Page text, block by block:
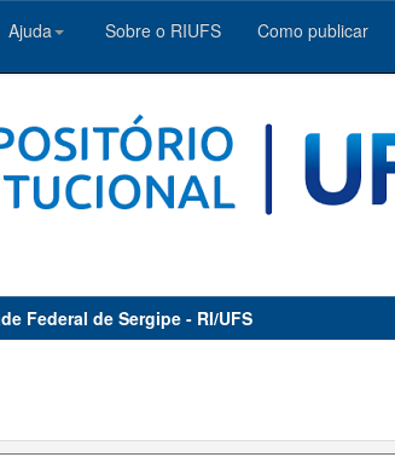
Ajuda Sobre o RIUFS Como publicar
Federal de Sergipe - RI/UFS